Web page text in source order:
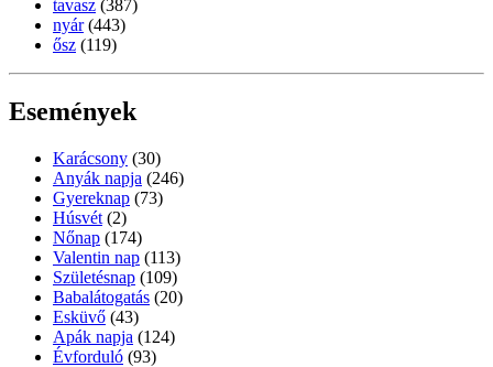
tavasz (387)
nyár (443)
ősz (119)
Események
Karácsony (30)
Anyák napja (246)
Gyereknap (73)
Húsvét (2)
Nőnap (174)
Valentin nap (113)
Születésnap (109)
Babalátogatás (20)
Esküvő (43)
Apák napja (124)
Évforduló (93)